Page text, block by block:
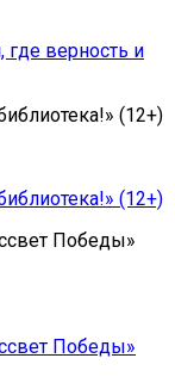
верность и
(12+)
(12+)
Победы»
Победы»